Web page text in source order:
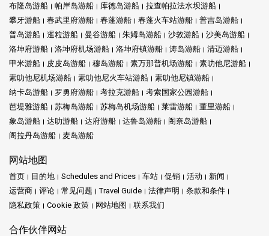
布隆岛游船
帕岸岛游船 库德岛游船
拉查帕拉法水坝游船
攀牙游船
春武里府游船 春蓬游船 春蓬火车站游船
普吉岛游船
普岛游船
暹粒游船 曼谷游船 朱姆岛游船 沙敦游船
沙美岛游船
洛坤府游船
洛坤府机场游船 洛坤府镇游船 涛岛游船
清迈游船
甲米游船
皮皮岛游船 穆岛游船 素万那普机场游船
素叻他尼游船
素叻他尼机场游船
素叻他尼火车站游船
素叻他尼镇游船
纳卡岛游船
罗勇府游船 考拉克游船
考索国家公园游船
芭堤雅游船
苏梅岛游船 苏梅岛机场游船 莱雷游船
董里游船
象岛游船
达叻游船 达府游船 达鲁岛游船
阁奈岛游船
阁拉丹岛游船
麦岛游船
网站地图
首页 目的地 Schedules and Prices 车站 促销 活动
新闻
运营商
评论 常见问题 Travel Guide 法律声明
条款和条件
隐私政策
Cookie 政策 网站地图 联系我们
合作伙伴网站